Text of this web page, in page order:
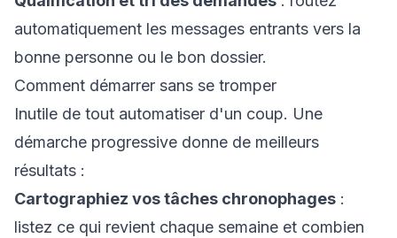
automatiquement les messages entrants vers la
bonne personne ou le bon dossier.
Comment démarrer sans se tromper
Inutile de tout automatiser d'un coup. Une
démarche progressive donne de meilleurs
résultats :
Cartographiez vos tâches chronophages :
listez ce qui revient chaque semaine et combien